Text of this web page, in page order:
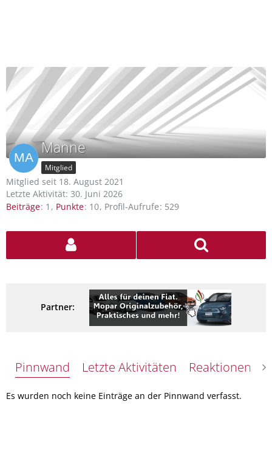
Manne
Mitglied
Mitglied seit 18. August 2021
Letzte Aktivität: 30. Juni 2026
Beiträge 1 Punkte 10 Profil-Aufrufe 529
Partner:
Pinnwand Letzte Aktivitäten Reaktionen
Es wurden noch keine Einträge an der Pinnwand verfasst.